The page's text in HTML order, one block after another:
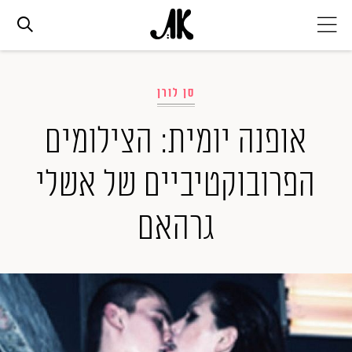
אופנה
ביוטי
סלבס
ערוצים נוספים
המגזין
סן לורן
אופנה יומית: הצילומים
הפרובוקטיביים של אשלי
גרהאם